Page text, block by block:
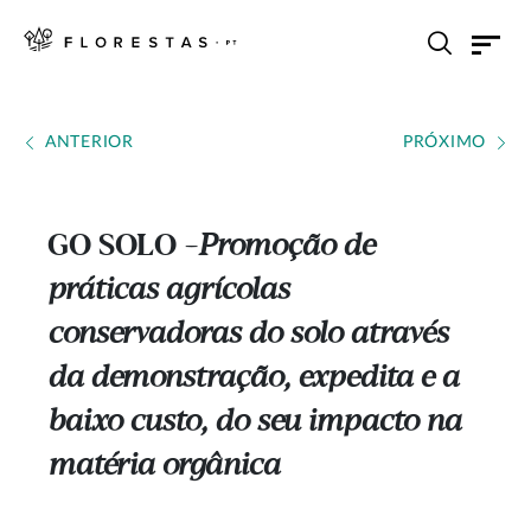
ANTERIOR PRÓXIMO
GO SOLO --- Promoção de
práticas agrícolas
conservadoras do solo através
da demonstração, expedita e a
baixo custo, do seu impacto na
matéria orgânica